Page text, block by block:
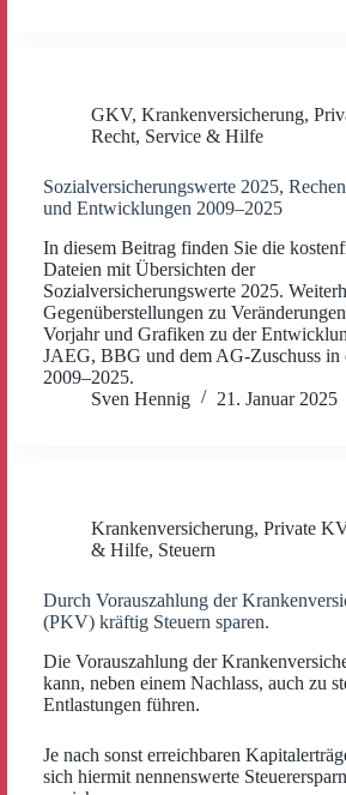
GKV, Krankenversicherung,
Recht, Service & Hilfe
Sozialversicherungswerte 2025,
und Entwicklungen 2009–2025
In diesem Beitrag finden Sie die
Dateien mit Übersichten der
Sozialversicherungswerte 2025.
Gegenüberstellungen zu
Vorjahr und Grafiken zu der
JAEG, BBG und dem AG-Zuschuss in
2009–2025.
Sven Hennig
21. Januar 2025
Krankenversicherung, Private KV
& Hilfe, Steuern
Durch Vorauszahlung der
(PKV) kräftig Steuern sparen.
Die Vorauszahlung der
kann, neben einem Nachlass, auch zu
Entlastungen führen.
Je nach sonst erreichbaren
sich hiermit nennenswerte